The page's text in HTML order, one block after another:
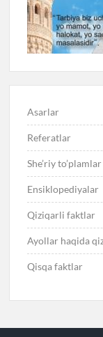
Asarlar
Referatlar
She’riy to’plamlar
Ensiklopediyalar
Qiziqarli faktlar
Ayollar haqida
Qisqa faktlar